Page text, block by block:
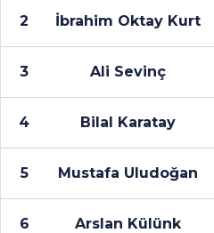
2 İbrahim Oktay Kurt
3 Ali Sevinç
4 Bilal Karatay
5 Mustafa Uludoğan
6 Arslan Külünk